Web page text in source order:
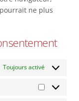
ne plus
Toujours activé